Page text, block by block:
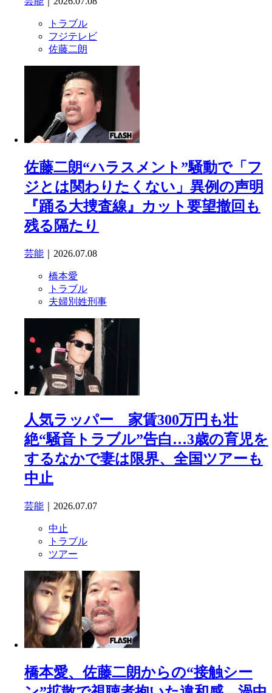
トラブル
フジテレビ
佐藤二朗
佐藤二朗“ハラスメント”騒動で「フ
ジとは関わりたくない」異例の声明
『踊る大捜査線』カット要望撤回も
残る隔たり
芸能 ｜2026.07.08
橋本愛
トラブル
夫婦別姓刑事
人気ラッパー 家賃300万円も壮
絶“騒音トラブル”告白…3歳の育児を
するなかで妻は限界、全国ツアーも
中止
芸能 ｜2026.07.07
中止
トラブル
ツアー
橋本愛、佐藤二朗からの“接触シー